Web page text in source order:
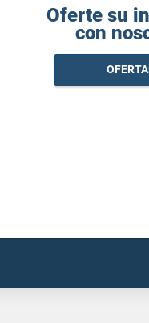
Oferte su
con